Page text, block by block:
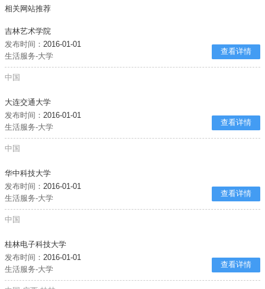
相关网站推荐
吉林艺术学院
发布时间：2016-01-01
生活服务-大学
查看详情
中国
大连交通大学
发布时间：2016-01-01
生活服务-大学
查看详情
中国
华中科技大学
发布时间：2016-01-01
生活服务-大学
查看详情
中国
桂林电子科技大学
发布时间：2016-01-01
生活服务-大学
查看详情